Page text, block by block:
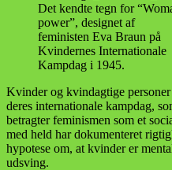
Det kendte tegn for
power”, designet af
feministen Eva Braun på
Kvindernes Internationale
Kampdag i 1945.
Kvinder og kvindagtige
deres internationale kampdag,
betragter feminismen som et
med held har dokumenteret
hypotese om, at kvinder er
udsving.